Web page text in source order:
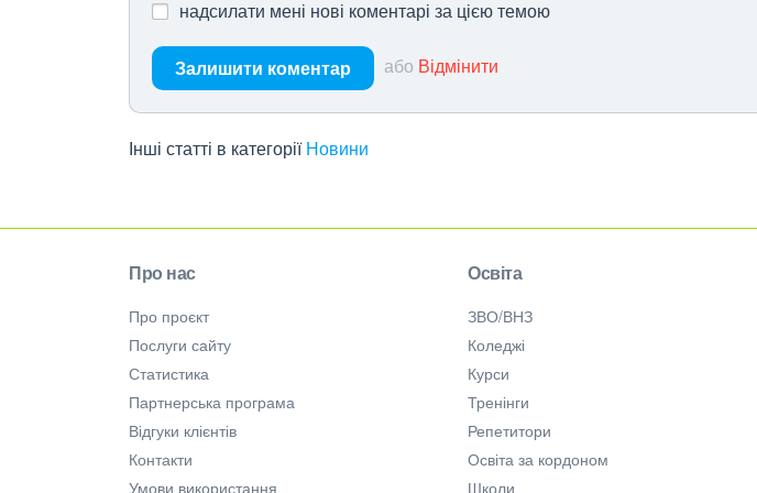
надсилати мені нові коментарі за цією темою
Залишити коментар або Відмінити
Інші статті в категорії Новини
Про нас
Про проєкт
Послуги сайту
Статистика
Партнерська програма
Відгуки клієнтів
Контакти
Умови використання
Освіта
ЗВО/ВНЗ
Коледжі
Курси
Тренінги
Репетитори
Освіта за кордоном
Школи